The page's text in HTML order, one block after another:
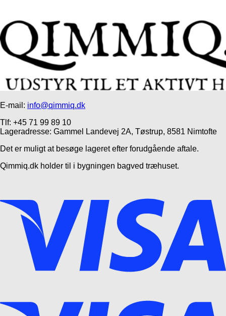
E-mail: info@qimmiq.dk
Tlf: +45 71 99 89 10
Lageradresse: Gammel Landevej 2A, Tøstrup, 8581 Nimtofte
Det er muligt at besøge lageret efter forudgående aftale.
Qimmiq.dk holder til i bygningen bagved træhuset.